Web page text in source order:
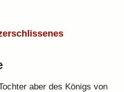
aber des Königs von